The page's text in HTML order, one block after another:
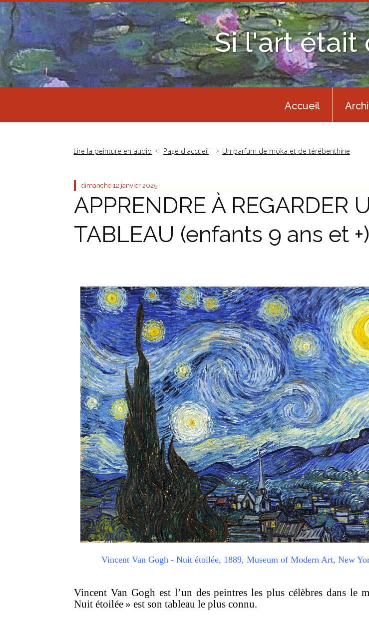
Si l'art était
Accueil
Lire la peinture en audio Page d'accueil Un parfum de moka et de térébenthine
dimanche 12 janvier 2025
APPRENDRE À REGARDER
TABLEAU (enfants 9 ans et +)
Vincent Van Gogh - Nuit étoilée, 1889, Museum of Modern Art, New
Vincent Van Gogh est l’un des peintres les plus célèbres dans le
Nuit étoilée » est son tableau le plus connu.